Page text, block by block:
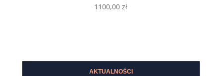
1100,00zł
AKTUALNOŚCI